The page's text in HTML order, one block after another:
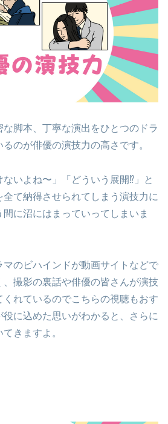
脚本、丁寧な演出をひとつのドラ
のが俳優の演技力の高さです。
ないよね〜」「どういう展開⁉︎」と
て納得させられてしまう演技力に
に沼にはまっていってしまいま
のビハインドが動画サイトなどで
撮影の裏話や俳優の皆さんが演技
れているのでこちらの視聴もおす
に込めた思いがわかると、さらに
きますよ。